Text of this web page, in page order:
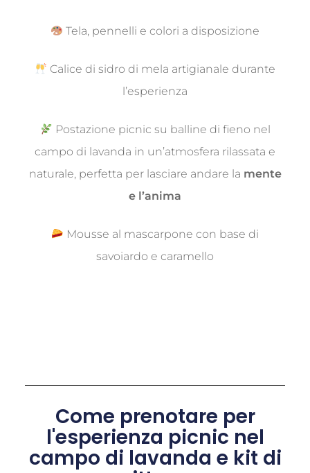
Tela, pennelli e colori a disposizione
Calice di sidro di mela artigianale durante
l’esperienza
Postazione picnic su balline di fieno nel
campo di lavanda in un’atmosfera rilassata e
naturale, perfetta per lasciare andare la mente
e l’anima
Mousse al mascarpone con base di
savoiardo e caramello
Come prenotare per
l'esperienza picnic nel
campo di lavanda e kit di